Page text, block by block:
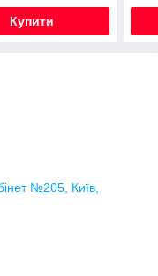
Купити
№205, Київ,